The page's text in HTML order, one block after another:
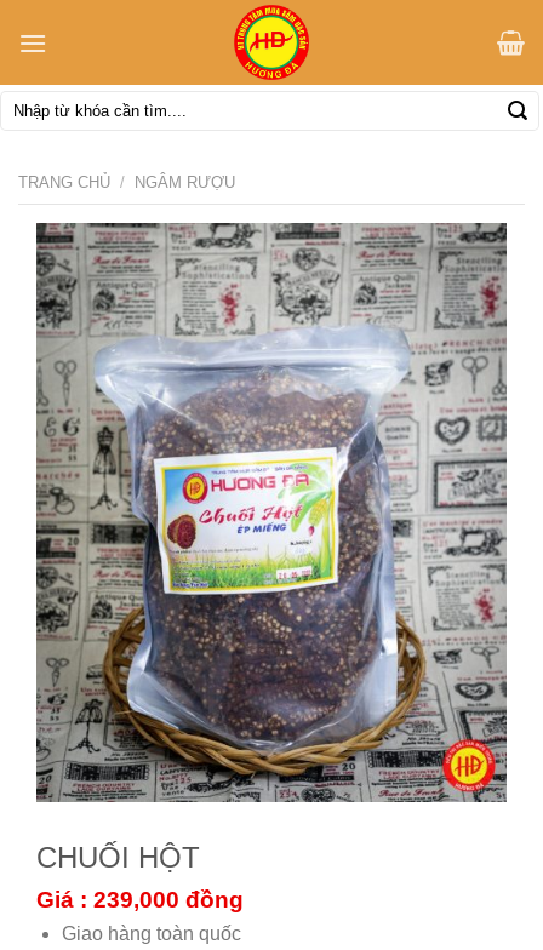
Tìm
kiếm:
TRANG CHỦ / NGÂM RƯỢU
CHUỐI HỘT
Giá : 239,000 đồng
Giao hàng toàn quốc